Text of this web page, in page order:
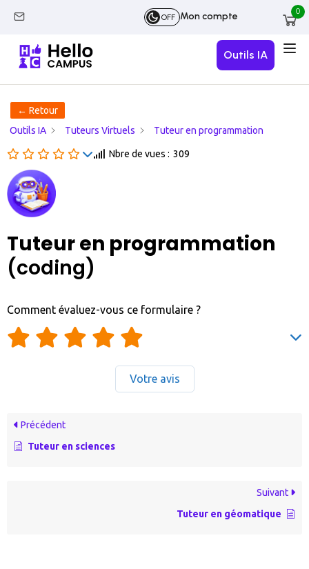
OFF Mon compte 0
Outils IA
← Retour
Outils IA
Tuteurs Virtuels Tuteur en programmation
Nbre de vues : 309
Tuteur en programmation
(coding)
Comment évaluez-vous ce formulaire ?
Votre avis
Précédent
Tuteur en sciences
Suivant
Tuteur en géomatique